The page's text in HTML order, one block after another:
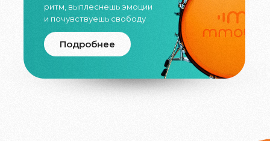
ритм, выплеснешь эмоции
и почувствуешь свободу
Подробнее